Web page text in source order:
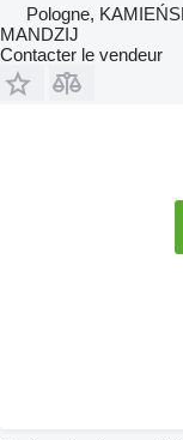
Pologne,
MANDZIJ
Contacter le vendeur